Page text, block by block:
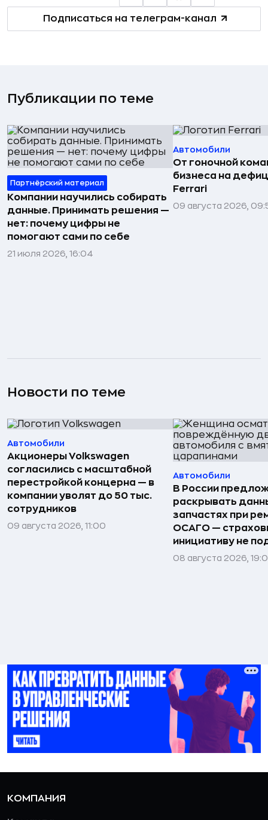
Подписаться на телеграм-канал
Публикации по теме
Партнёрский материал
Компании научились собирать
данные. Принимать решения —
нет: почему цифры не
помогают сами по себе
21 июля 2026, 16:04
Автомобили
От гоночной
бизнеса на
Ferrari
09 августа 2026,
Новости по теме
Автомобили
Акционеры Volkswagen
согласились с масштабной
перестройкой концерна — в
компании уволят до 50 тыс.
сотрудников
09 августа 2026, 11:00
Автомобили
В России
раскрывать
запчастях при
ОСАГО —
инициативу не
08 августа 2026,
КОМПАНИЯ